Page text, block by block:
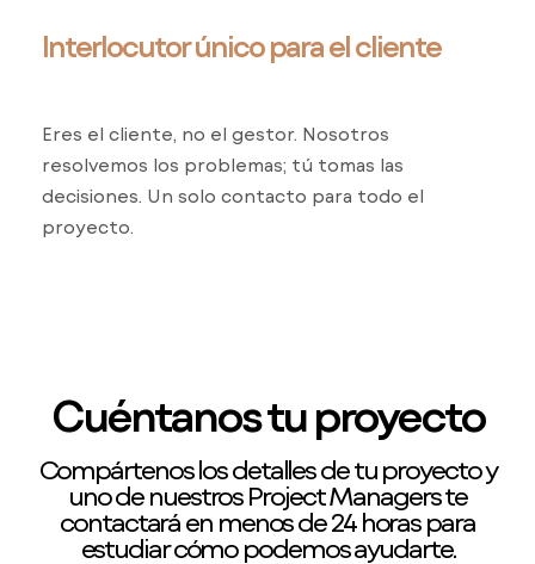
Interlocutor único para el cliente
Eres el cliente, no el gestor. Nosotros
resolvemos los problemas; tú tomas las
decisiones. Un solo contacto para todo el
proyecto.
Cuéntanos tu proyecto
Compártenos los detalles de tu proyecto y
uno de nuestros Project Managers te
contactará en menos de 24 horas para
estudiar cómo podemos ayudarte.